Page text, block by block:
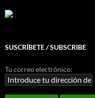
SUSCRÍBETE / SUBSCRIBE
Tu correo electrónico: